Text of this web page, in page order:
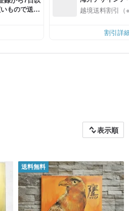
future of our planet as well as our farmers
We need more products like this, and I’m
product can be used to make our world a
もので送料
入
越境送料割引（
割引詳
表示順
送料無料